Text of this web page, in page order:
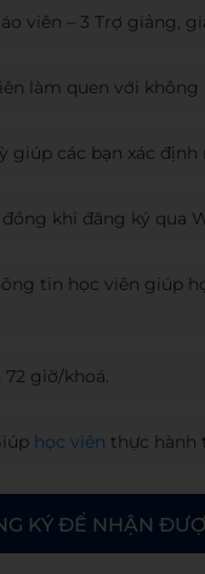
viên – 3 Trợ giảng,
làm quen với
giúp các bạn xác
khi đăng ký qua
tin học viên giúp
giờ/khoá.
học viên thực hành
KÝ ĐỂ NHẬN